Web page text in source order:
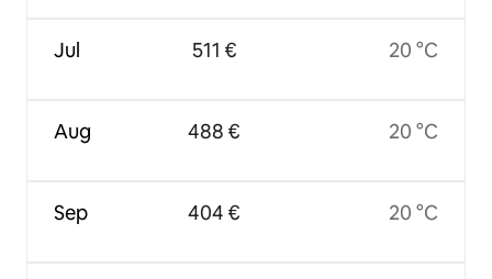
Jul
Aug
Sep
511 €
488 €
404 €
20 °C
20 °C
20 °C